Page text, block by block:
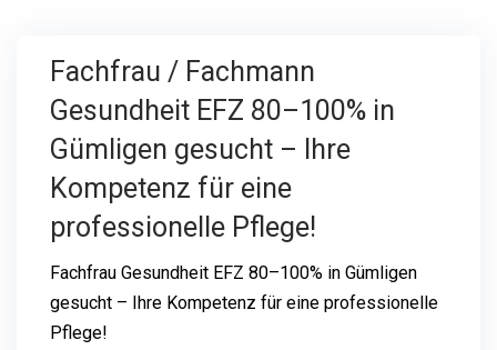
Fachfrau / Fachmann
Gesundheit EFZ 80–100% in
Gümligen gesucht – Ihre
Kompetenz für eine
professionelle Pflege!
Fachfrau Gesundheit EFZ 80–100% in Gümligen
gesucht – Ihre Kompetenz für eine professionelle
Pflege!